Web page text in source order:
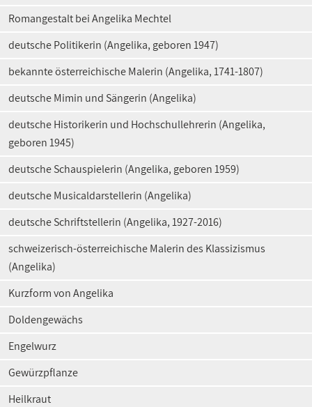
Romangestalt bei Angelika Mechtel
deutsche Politikerin (Angelika, geboren 1947)
bekannte österreichische Malerin (Angelika, 1741-1807)
deutsche Mimin und Sängerin (Angelika)
deutsche Historikerin und Hochschullehrerin (Angelika,
geboren 1945)
deutsche Schauspielerin (Angelika, geboren 1959)
deutsche Musicaldarstellerin (Angelika)
deutsche Schriftstellerin (Angelika, 1927-2016)
schweizerisch-österreichische Malerin des Klassizismus
(Angelika)
Kurzform von Angelika
Doldengewächs
Engelwurz
Gewürzpflanze
Heilkraut